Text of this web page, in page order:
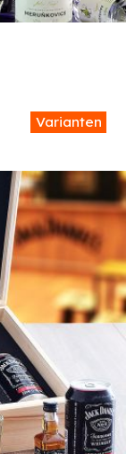
Varianten